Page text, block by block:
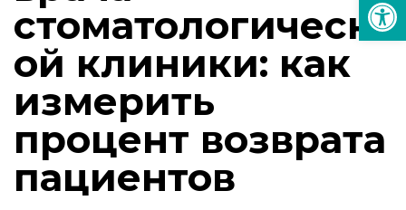
стоматологическ
ой клиники: как
измерить
процент возврата
пациентов